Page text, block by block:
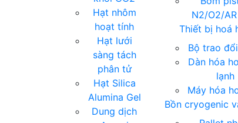
Hạt nhôm
hoạt tính
Hạt lưới
sàng tách
phân tử
Hạt Silica
Alumina Gel
Dung dịch
N2/O2/
Thiết bị hoá
Bộ trao
Dàn hóa
lạnh
Máy hóa
Bồn cryogenic